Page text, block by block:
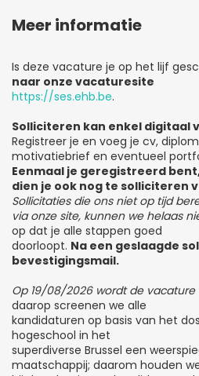
Meer informatie
Is deze vacature je op het lijf
naar onze vacaturesite
https://ses.ehb.be.
Solliciteren kan enkel digitaal
Registreer je en voeg je cv,
motivatiebrief en eventueel
Eenmaal je geregistreerd
dien je ook nog te solliciteren
Sollicitaties die ons niet op tijd
via onze site, kunnen we helaas
op dat je alle stappen goed
doorloopt. Na een geslaagde
bevestigingsmail.
Op 19/08/2026 wordt de vacature
daarop screenen we alle
kandidaturen op basis van het
hogeschool in het
superdiverse Brussel een
maatschappij; daarom houden